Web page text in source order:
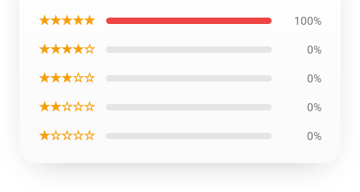
★★★★★ 100%
★★★★☆ 0%
★★★☆☆ 0%
★★☆☆☆ 0%
★☆☆☆☆ 0%